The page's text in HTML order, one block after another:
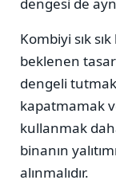
dengesi de
Kombiyi sık
beklenen
dengeli
kapatmamak
kullanmak
binanın
alınmalıdır.